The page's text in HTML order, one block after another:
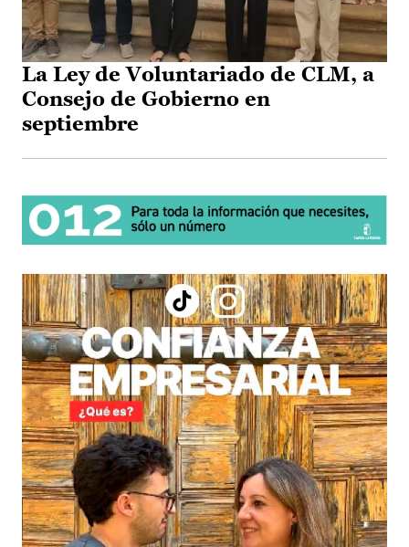
La Ley de Voluntariado de CLM, a
Consejo de Gobierno en
septiembre